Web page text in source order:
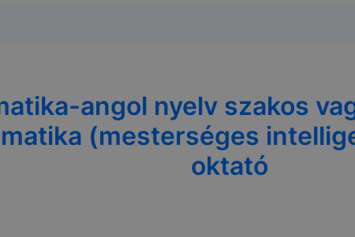
angol nyelv szakos
(mesterséges
oktató